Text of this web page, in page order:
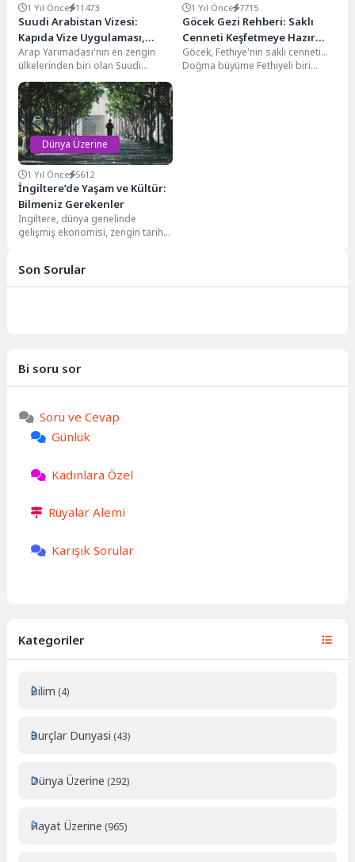
1 Yıl Önce 11473
Suudi Arabistan Vizesi:
Kapıda Vize Uygulaması,
Nasıl Alınır?
Arap Yarımadası'nın en zengin
ülkelerinden biri olan Suudi
Arabistan, hem ekonomik gücü
hem de sahip...
1 Yıl Önce 7715
Göcek Gezi Rehberi: Saklı
Cenneti Keşfetmeye Hazır
Mısınız?
Göcek, Fethiye'nin saklı cenneti...
Doğma büyüme Fethiyeli biri
Dünya Üzerine
1 Yıl Önce 5612
İngiltere’de Yaşam ve Kültür:
Bilmeniz Gerekenler
İngiltere, dünya genelinde
gelişmiş ekonomisi, zengin tarihi
Son Sorular
Bi soru sor
Soru ve Cevap
Günlük
Kadınlara Özel
Rüyalar Alemi
Karışık Sorular
Kategoriler
Bilim (4)
Burçlar Dunyasi (43)
Dünya Üzerine (292)
Hayat Üzerine (965)